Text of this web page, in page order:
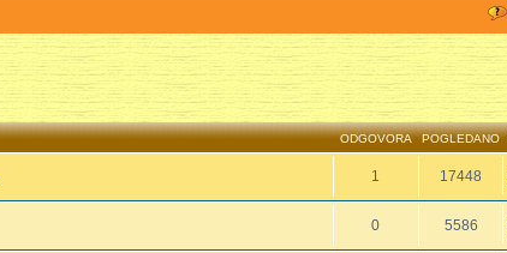
ODGOVORA POGLEDANO
1 17448
0 5586